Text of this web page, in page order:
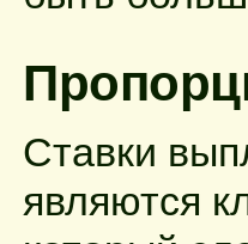
Ставки
являются